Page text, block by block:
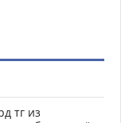
тг из